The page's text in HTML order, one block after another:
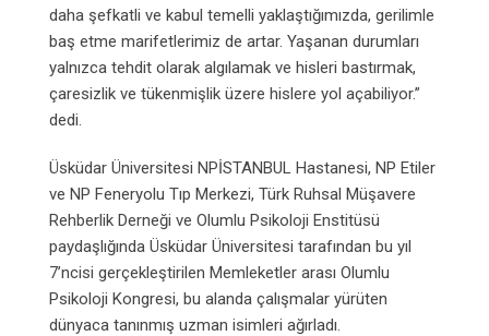
daha şefkatli ve kabul temelli yaklaştığımızda, gerilimle
baş etme marifetlerimiz de artar. Yaşanan durumları
yalnızca tehdit olarak algılamak ve hisleri bastırmak,
çaresizlik ve tükenmişlik üzere hislere yol açabiliyor.”
dedi.
Üsküdar Üniversitesi NPİSTANBUL Hastanesi, NP Etiler
ve NP Feneryolu Tıp Merkezi, Türk Ruhsal Müşavere
Rehberlik Derneği ve Olumlu Psikoloji Enstitüsü
paydaşlığında Üsküdar Üniversitesi tarafından bu yıl
7’ncisi gerçekleştirilen Memleketler arası Olumlu
Psikoloji Kongresi, bu alanda çalışmalar yürüten
dünyaca tanınmış uzman isimleri ağırladı.